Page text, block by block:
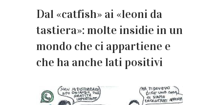
Dal «catfish» ai «leoni da
tastiera»: molte insidie in un
mondo che ci appartiene e
che ha anche lati positivi